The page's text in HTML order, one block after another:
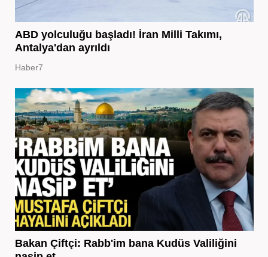
ABD yolculuğu başladı! İran Milli Takımı,
Antalya'dan ayrıldı
Haber7
Bakan Çiftçi: Rabb'im bana Kudüs Valiliğini